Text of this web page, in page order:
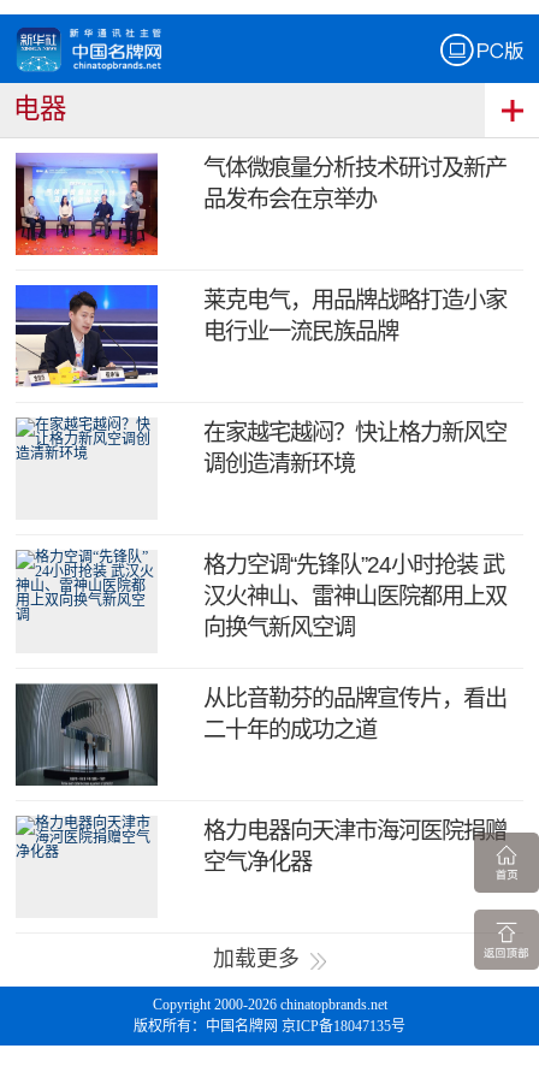
电器
气体微痕量分析技术研讨及新产
品发布会在京举办
莱克电气，用品牌战略打造小家
电行业一流民族品牌
在家越宅越闷？快让格力新风空
调创造清新环境
格力空调“先锋队”24小时抢装 武
汉火神山、雷神山医院都用上双
向换气新风空调
从比音勒芬的品牌宣传片，看出
二十年的成功之道
格力电器向天津市海河医院捐赠
空气净化器
加载更多
Copyright 2000-2026 chinatopbrands.net
版权所有：中国名牌网 京ICP备18047135号